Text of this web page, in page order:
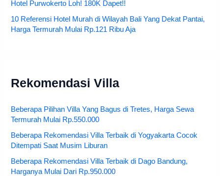
Hotel Purwokerto Loh! 180K Dapet!!
10 Referensi Hotel Murah di Wilayah Bali Yang Dekat Pantai,
Harga Termurah Mulai Rp.121 Ribu Aja
Rekomendasi Villa
Beberapa Pilihan Villa Yang Bagus di Tretes, Harga Sewa
Termurah Mulai Rp.550.000
Beberapa Rekomendasi Villa Terbaik di Yogyakarta Cocok
Ditempati Saat Musim Liburan
Beberapa Rekomendasi Villa Terbaik di Dago Bandung,
Harganya Mulai Dari Rp.950.000